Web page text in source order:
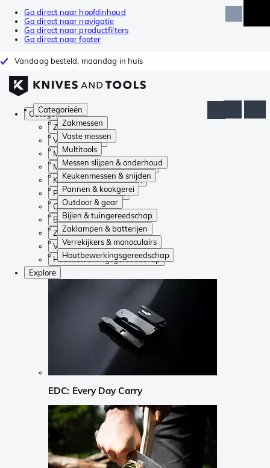
Ga direct naar hoofdinhoud
Ga direct naar navigatie
Ga direct naar productfilters
Ga direct naar footer
Vandaag besteld, maandag in huis
Categorieën
Zakmessen
Vaste messen
Multitools
Messen slijpen & onderhoud
Keukenmessen & snijden
Pannen & kookgerei
Outdoor & gear
Bijlen & tuingereedschap
Zaklampen & batterijen
Verrekijkers & monoculairs
Houtbewerkingsgereedschap
Categorieën
Zakmessen
Vaste messen
Multitools
Messen slijpen & onderhoud
Keukenmessen & snijden
Pannen & kookgerei
Outdoor & gear
Bijlen & tuingereedschap
Zaklampen & batterijen
Verrekijkers & monoculairs
Houtbewerkingsgereedschap
Explore
EDC: Every Day Carry